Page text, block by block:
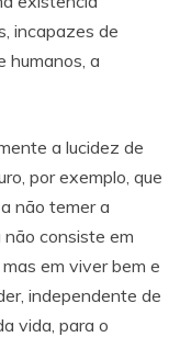
incapazes de
humanos, a
a lucidez de
por exemplo, que
não temer a
consiste em
em viver bem e
independente de
vida, para o